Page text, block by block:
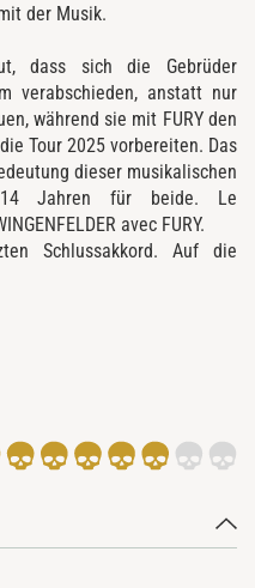
der Musik.
dass sich die Gebrüder
verabschieden, anstatt nur
während sie mit FURY den
Tour 2025 vorbereiten. Das
dieser musikalischen
Jahren für beide. Le
avec FURY.
Schlussakkord. Auf die